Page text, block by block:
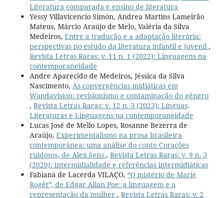
Literatura comparada e ensino de literatura
Yessy Villavicencio Simón, Andrea Martins Lameirão
Mateus, Márcio Araújo de Melo, Valéria da Silva
Medeiros, Entre a tradução e a adaptação literária:
perspectivas no estudo da literatura infantil e juvenil ,
Revista Letras Raras: v. 11 n. 1 (2022): Linguagens na
contemporaneidade
Andre Aparecido de Medeiros, Jéssica da Silva
Nascimento, As convergências midiáticas em
Wandavision: revisionismo e contaminação do gênero
, Revista Letras Raras: v. 12 n. 3 (2023): Línguas,
Literaturas e Linguagens na contemporaneidade
Lucas José de Mello Lopes, Rosanne Bezerra de
Araújo, Experimentalismo na prosa brasileira
contemporânea: uma análise do conto Corações
ruidosos, de Alex Sens , Revista Letras Raras: v. 9 n. 3
(2020): Intermidialidade e referências intermidiáticas
Fabiana de Lacerda VILAÇO, “O mistério de Marie
Rogêt”, de Edgar Allan Poe: a linguagem e a
representação da mulher , Revista Letras Raras: v. 2